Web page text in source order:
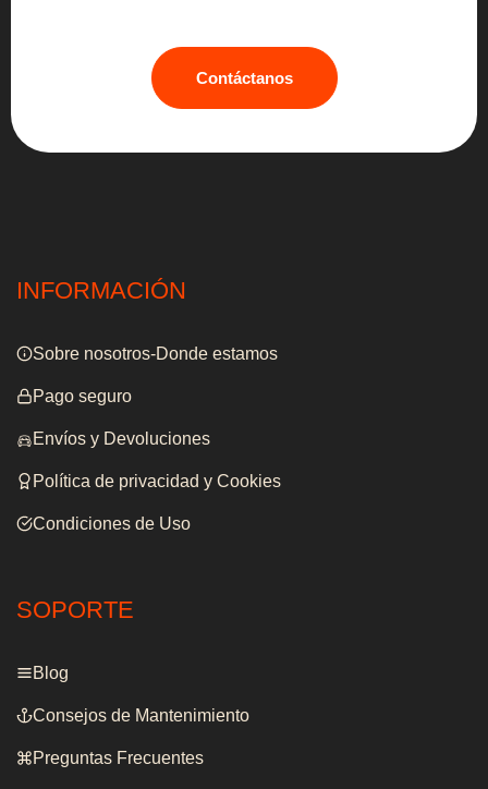
Contáctanos
INFORMACIÓN
Sobre nosotros-Donde estamos
Pago seguro
Envíos y Devoluciones
Política de privacidad y Cookies
Condiciones de Uso
SOPORTE
Blog
Consejos de Mantenimiento
Preguntas Frecuentes